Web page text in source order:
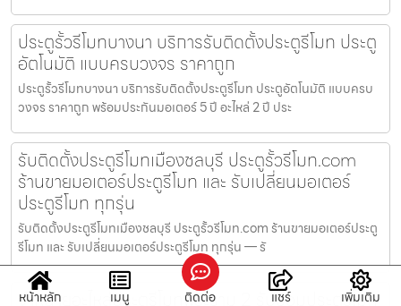
ประตูรั้วรีโมทบางนา บริการรับติดตั้งประตูรีโมท ประตู
อัตโนมัติ แบบครบวงจร ราคาถูก
ประตูรั้วรีโมทบางนา บริการรับติดตั้งประตูรีโมท ประตูอัตโนมัติ แบบครบ
วงจร ราคาถูก พร้อมประกันมอเตอร์ 5 ปี อะไหล่ 2 ปี ประ
รับติดตั้งประตูรีโมทเมืองชลบุรี ประตูรั้วรีโมท.com
ร้านขายมอเตอร์ประตูรีโมท และ รับเปลี่ยนมอเตอร์
ประตูรีโมท ทุกรุ่น
รับติดตั้งประตูรีโมทเมืองชลบุรี ประตูรั้วรีโมท.com ร้านขายมอเตอร์ประตู
รีโมท และ รับเปลี่ยนมอเตอร์ประตูรีโมท ทุกรุ่น — รั
จำหน่ายอะไหล่ประตูรีโมทพระราม 2 รับซ่อมประตูรีโมท
หน้าหลัก เมนู ติดต่อ แชร์ เพิ่มเติม